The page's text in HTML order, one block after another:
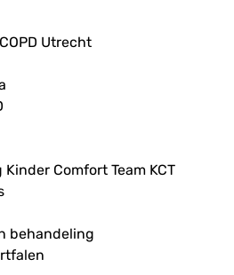
Utrecht
Comfort Team KCT
behandeling